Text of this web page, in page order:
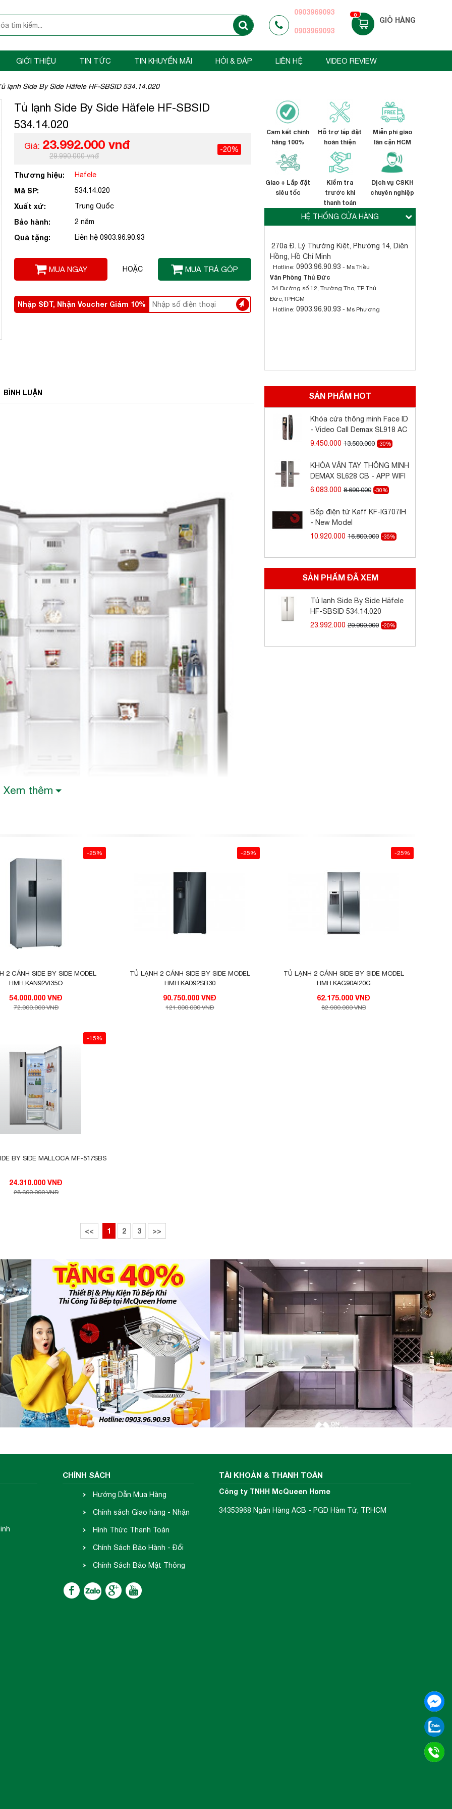
0903969093
0903969093
0
GIỎ HÀNG
GIỚI THIỆU TIN TỨC TIN KHUYẾN MÃI HỎI & ĐÁP LIÊN HỆ VIDEO REVIEW
lạnh Side By Side Häfele HF-SBSID 534.14.020
Tủ lạnh Side By Side Häfele HF-SBSID
534.14.020
Giá: 23.992.000 vnđ
29.990.000 vnđ
-20%
Thương hiệu: Hafele
Mã SP: 534.14.020
Xuất xứ: Trung Quốc
Bảo hành: 2 năm
Quà tặng: Liên hệ 0903.96.90.93
MUA NGAY HOẶC MUA TRẢ GÓP
Nhập SĐT, Nhận Voucher Giảm 10%
Cam kết chính
hãng 100%
Hỗ trợ lắp đặt
hoàn thiện
Miễn phí giao
lân cận HCM
Giao + Lắp đặt
siêu tốc
Kiểm tra
trước khi
thanh toán
Dịch vụ CSKH
chuyên nghiệp
HỆ THỐNG CỬA HÀNG
270a Đ. Lý Thường Kiệt, Phường 14, Diên
Hồng, Hồ Chí Minh
Hotline: 0903.96.90.93 - Ms Triều
Văn Phòng Thủ Đức
34 Đường số 12, Trường Thọ, TP Thủ
Đức,TPHCM
Hotline: 0903.96.90.93 - Ms Phương
BÌNH LUẬN
Xem thêm
SẢN PHẨM HOT
Khóa cửa thông minh Face ID
- Video Call Demax SL918 AC
9.450.000 13.500.000 -30%
KHÓA VÂN TAY THÔNG MINH
DEMAX SL628 CB - APP WIFI
6.083.000 8.690.000 -30%
Bếp điện từ Kaff KF-IG707IH
- New Model
10.920.000 16.800.000 -35%
SẢN PHẨM ĐÃ XEM
Tủ lạnh Side By Side Häfele
HF-SBSID 534.14.020
23.992.000 29.990.000 -20%
-25%
2 CÁNH SIDE BY SIDE MODEL
HMH.KAN92VI35O
54.000.000 VNĐ
72.000.000 VNĐ
-25%
TỦ LẠNH 2 CÁNH SIDE BY SIDE MODEL
HMH.KAD92SB30
90.750.000 VNĐ
121.000.000 VNĐ
-25%
TỦ LẠNH 2 CÁNH SIDE BY SIDE MODEL
HMH.KAG90AI20G
62.175.000 VNĐ
82.900.000 VNĐ
-15%
BY SIDE MALLOCA MF-517SBS
24.310.000 VNĐ
28.600.000 VNĐ
<< 1 2 3 >>
CHÍNH SÁCH
Hướng Dẫn Mua Hàng
Chính sách Giao hàng - Nhận
hàng
Hình Thức Thanh Toán
Chính Sách Bảo Hành - Đổi
Trả
Chính Sách Bảo Mật Thông
Tin
TÀI KHOẢN & THANH TOÁN
Công ty TNHH McQueen Home
34353968 Ngân Hàng ACB - PGD Hàm Tử, TP.HCM